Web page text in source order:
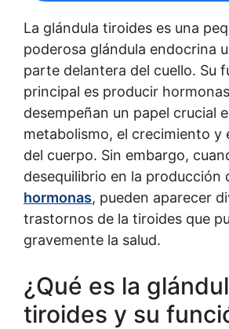
La glándula tiroides es una
poderosa glándula endocrina
parte delantera del cuello. Su
principal es producir
desempeñan un papel crucial
metabolismo, el crecimiento y
del cuerpo. Sin embargo,
desequilibrio en la producción
hormonas, pueden aparecer
trastornos de la tiroides que
gravemente la salud.
¿Qué es la
tiroides y su